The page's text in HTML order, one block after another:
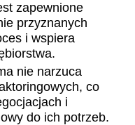
zapewnione
przyznanych
i wspiera
nie narzuca
co
i
do ich potrzeb.